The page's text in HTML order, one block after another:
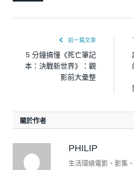
前一篇文章
5 分鐘搞懂《死亡筆記
本：決戰新世界》：觀
影前大彙整
關於作者
PHILIP
生活環繞電影、影集